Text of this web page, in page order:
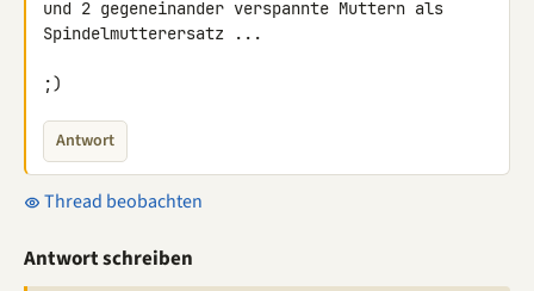
und 2 gegeneinander verspannte Muttern als
Spindelmutterersatz ...
;)
Antwort
Thread beobachten
Antwort schreiben